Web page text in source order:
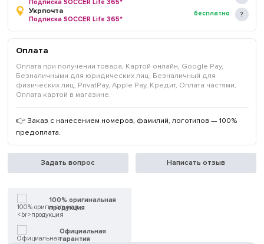
Подписка SOCCER Life 365*
Укрпочта
Подписка SOCCER Life 365*
бесплатно
Оплата
Оплата при получении товара, Картой онлайн, Google Pay,
Безналичными для юридических лиц, Безналичный для
физических лиц, PrivatPay, Apple Pay, Кредит, Оплата частями,
Оплата картой в магазине.
👉 Заказ с нанесением номеров, фамилий, логотипов — 100%
предоплата.
Задать вопрос Написать отзыв
100% оригинальная
продукция
Официальная
гарантия